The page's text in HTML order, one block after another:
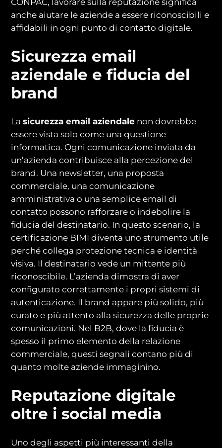
anche aiutare le aziende a essere riconoscibili e
affidabili in ogni punto di contatto digitale.
Sicurezza email
aziendale e fiducia del
brand
Lasicurezza email aziendale non dovrebbe
essere vista solo come una questione
informatica. Ogni comunicazione inviata da
un’azienda contribuisce alla percezione del
brand. Una newsletter, una proposta
commerciale, una comunicazione
amministrativa o una semplice email di
contatto possono rafforzare o indebolire la
fiducia del destinatario. In questo scenario, la
certificazione BIMI diventa uno strumento utile
perché collega protezione tecnica e identità
visiva. Il destinatario vede un mittente più
riconoscibile. L’azienda dimostra di aver
configurato correttamente i propri sistemi di
autenticazione. Il brand appare più solido, più
curato e più attento alla sicurezza delle proprie
comunicazioni. Nel B2B, dove la fiducia è
spesso il primo elemento della relazione
commerciale, questi segnali contano più di
quanto molte aziende immaginino.
Reputazione digitale
oltre i social media
Uno degli aspetti più interessanti della